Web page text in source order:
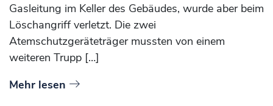
Gasleitung im Keller des Gebäudes, wurde aber beim
Löschangriff verletzt. Die zwei
Atemschutzgeräteträger mussten von einem
weiteren Trupp […]
Mehr lesen